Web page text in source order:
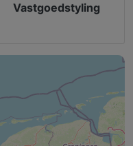
Vastgoedstyling